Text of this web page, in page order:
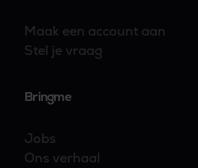
Maak een account aan
Stel je vraag
Bringme
Jobs
Ons verhaal